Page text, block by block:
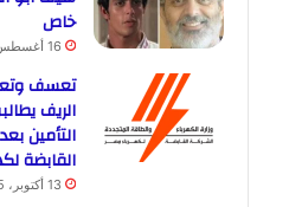
خاص
16 أغسطس، 2025
تعسف
الريف
التأمين
القابضة
13 أكتوبر، 2025